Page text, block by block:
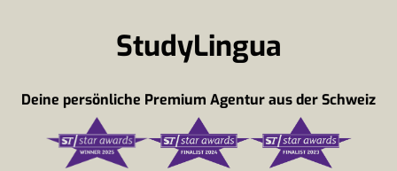
StudyLingua
Deine persönliche Premium Agentur aus der Schweiz